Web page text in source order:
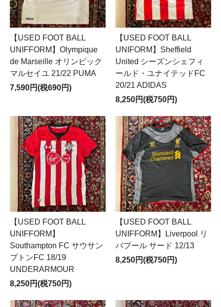
【USED FOOT BALL
UNIFFORM】Olympique
de Marseille オリンピック
マルセイユ 21/22 PUMA
7,590円(税690円)
【USED FOOT BALL
UNIFORM】Sheffield
United シーズンシェフィ
ールド・ユナイテッドFC
20/21 ADIDAS
8,250円(税750円)
【USED FOOT BALL
UNIFFORM】
Southampton FC サウサン
プトンFC 18/19
UNDERARMOUR
8,250円(税750円)
【USED FOOT BALL
UNIFFORM】Liverpool リ
バプール サード 12/13
8,250円(税750円)